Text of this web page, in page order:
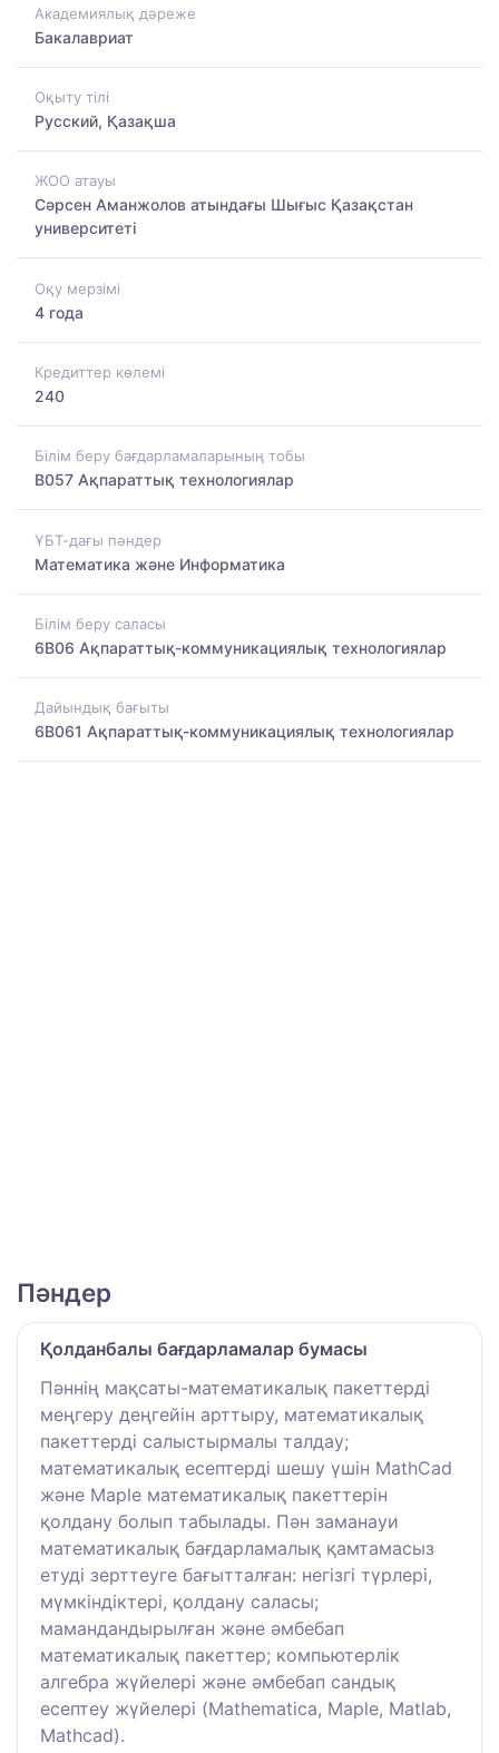
Академиялық дәреже
Бакалавриат
Оқыту тілі
Русский, Қазақша
ЖОО атауы
Сәрсен Аманжолов атындағы Шығыс Қазақстан
университеті
Оқу мерзімі
4 года
Кредиттер көлемі
240
Білім беру бағдарламаларының тобы
B057 Ақпараттық технологиялар
ҰБТ-дағы пәндер
Математика және Информатика
Білім беру саласы
6B06 Ақпараттық-коммуникациялық технологиялар
Дайындық бағыты
6B061 Ақпараттық-коммуникациялық технологиялар
Пәндер
Қолданбалы бағдарламалар бумасы
Пәннің мақсаты-математикалық пакеттерді
меңгеру деңгейін арттыру, математикалық
пакеттерді салыстырмалы талдау;
математикалық есептерді шешу үшін MathCad
және Maple математикалық пакеттерін
қолдану болып табылады. Пән заманауи
математикалық бағдарламалық қамтамасыз
етуді зерттеуге бағытталған: негізгі түрлері,
мүмкіндіктері, қолдану саласы;
мамандандырылған және әмбебап
математикалық пакеттер; компьютерлік
алгебра жүйелері және әмбебап сандық
есептеу жүйелері (Mathematica, Maple, Matlab,
Mathcad).